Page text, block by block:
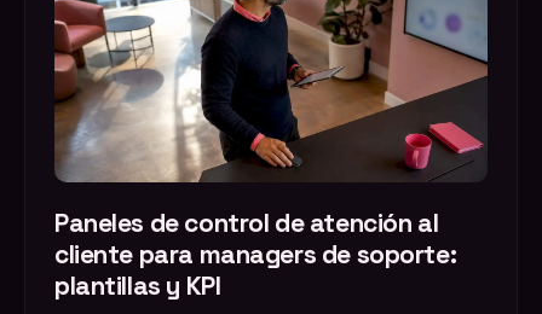
Paneles de control de atención al
cliente para managers de soporte:
plantillas y KPI